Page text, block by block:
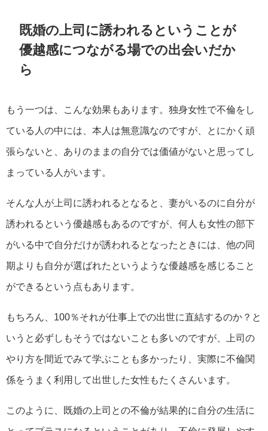
既婚の上司に誘われるということが
優越感につながる場での出会いだか
ら
もう一つは、こんな効果もあります。独身女性で不倫をし
ている人の中には、本人は無意識なのですが、とにかく頑
張らないと、ありのままの自分では価値がないと思ってし
まっている人がいます。
そんな人が上司に誘われるとなると、妻がいるのに自分が
誘われるという優越感もあるのですが、何人も女性の部下
がいる中で自分だけが誘われるとなったときには、他の同
期よりも自分が選ばれたというような優越感を感じること
ができるという点もあります。
もちろん、100％それが仕事上での出世に直結するのか？と
いうと必ずしもそうではないことも多いのですが、上司の
やり方を間近でみて学ぶことも多かったり、実際に不倫関
係をうまく利用して出世した女性もたくさんいます。
このように、既婚の上司との不倫が結果的に自分の生活に